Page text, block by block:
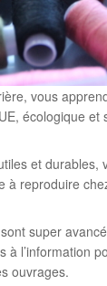
vous
écologique et
et durables,
à reproduire
super
à l’information
ouvrages.